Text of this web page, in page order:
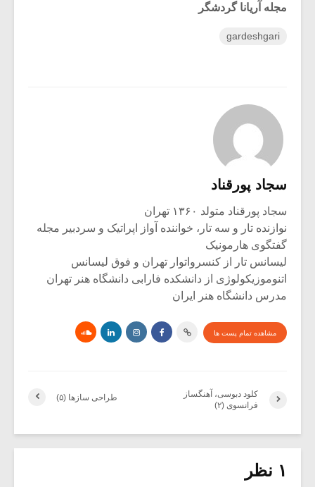
مجله آریانا گردشگر
gardeshgari
سجاد پورقناد
سجاد پورقناد متولد ۱۳۶۰ تهران
نوازنده تار و سه تار، خواننده آواز اپراتیک و سردبیر مجله
گفتگوی هارمونیک
لیسانس تار از کنسرواتوار تهران و فوق لیسانس
اتنوموزیکولوژی از دانشکده فارابی دانشگاه هنر تهران
مدرس دانشگاه هنر ایران
مشاهده تمام پست ها
طراحی سازها (۵)
کلود دبوسی، آهنگساز
فرانسوی (۲)
۱ نظر